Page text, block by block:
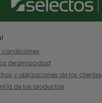
condiciones
de privacidad
y obligaciones de los clientes
de los productos